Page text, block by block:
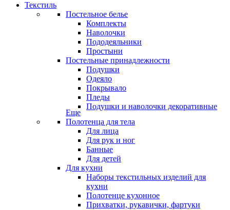
Текстиль
Постельное белье
Комплекты
Наволочки
Пододеяльники
Простыни
Постельные принадлежности
Подушки
Одеяло
Покрывало
Пледы
Подушки и наволочки декоративные
Еще
Полотенца для тела
Для лица
Для рук и ног
Банные
Для детей
Для кухни
Наборы текстильных изделий для
кухни
Полотенце кухонное
Прихватки, рукавички, фартуки